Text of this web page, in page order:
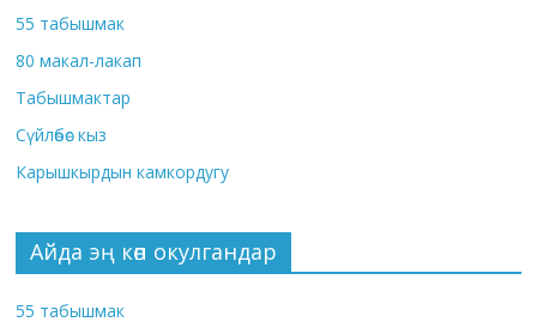
55 табышмак
80 макал-лакап
Табышмактар
Сүйлөбөс кыз
Карышкырдын камкордугу
Айда эң көп окулгандар
55 табышмак